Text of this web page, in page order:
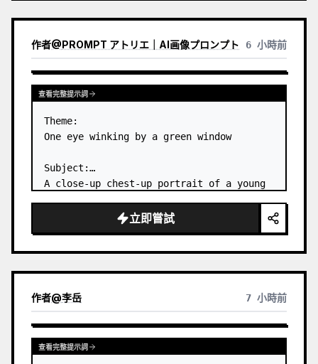
作者@PROMPT アトリエ｜AI画像プロンプト 6 小時前
查看完整提示詞
Theme:
One eye winking by a green window
Subject:
A close-up chest-up portrait of a young
leaning her cheek on one hand and
smiling with one eye closed at a wooden
立即嘗試
作者@李岳 7 小時前
查看完整提示詞